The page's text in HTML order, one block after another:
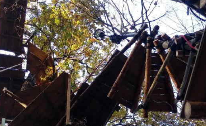
Videos
Pressemeldungen
Newsletter